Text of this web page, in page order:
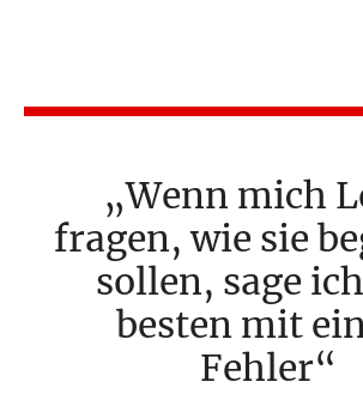
Wenn mich
fragen, wie sie
sollen, sage
besten mit
Fehler